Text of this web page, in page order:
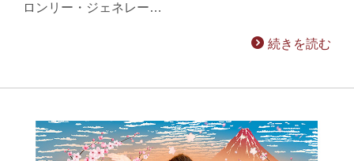
ロンリー・ジェネレー…
続きを読む